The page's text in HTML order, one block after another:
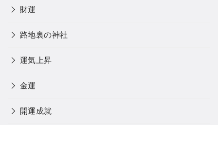
財運
路地裏の神社
運気上昇
金運
開運成就